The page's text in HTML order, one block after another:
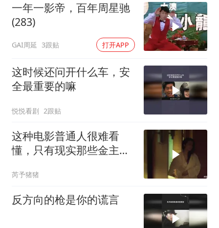
一年一影帝，百年周星驰
(283)
GAI周延 3跟贴 打开APP
这时候还问开什么车，安
全最重要的嘛
悦悦看剧 2跟贴
这种电影普通人很难看
懂，只有现实那些金主看
芮予猪猪
反方向的枪是你的谎言